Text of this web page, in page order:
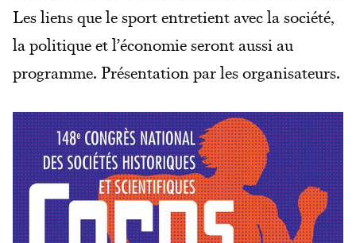
Les liens que le sport entretient avec la société,
la politique et l’économie seront aussi au
programme. Présentation par les organisateurs.